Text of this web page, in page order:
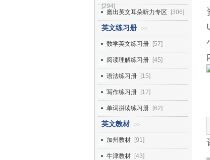
[294]
磨出英文耳朵听力专区
[306]
英文练习册 >>
数学英文练习册 [57]
阅读理解练习册 [45]
语法练习册 [15]
写作练习册 [17]
单词拼读练习册 [62]
英文教材 >>
加州教材 [91]
牛津教材 [43]